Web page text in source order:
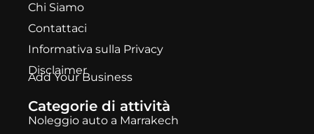
Chi Siamo
Contattaci
Informativa sulla Privacy
Disclaimer
Add Your Business
Categorie di attività
Noleggio auto a Marrakech